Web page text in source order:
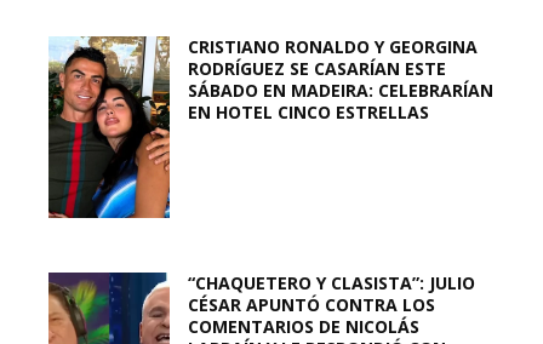
CRISTIANO RONALDO Y GEORGINA
RODRÍGUEZ SE CASARÍAN ESTE
SÁBADO EN MADEIRA: CELEBRARÍAN
EN HOTEL CINCO ESTRELLAS
“CHAQUETERO Y CLASISTA”: JULIO
CÉSAR APUNTÓ CONTRA LOS
COMENTARIOS DE NICOLÁS